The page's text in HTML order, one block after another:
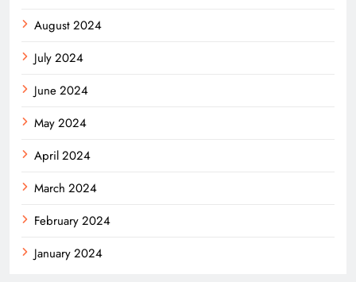
August 2024
July 2024
June 2024
May 2024
April 2024
March 2024
February 2024
January 2024